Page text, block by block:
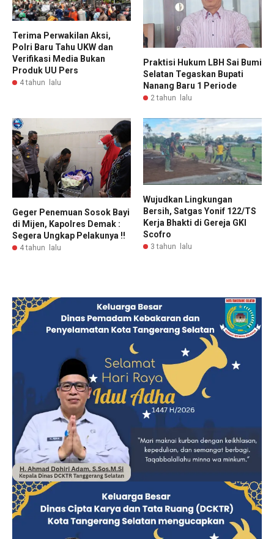
Terima Perwakilan Aksi,
Polri Baru Tahu UKW dan
Verifikasi Media Bukan
Produk UU Pers
4 tahun lalu
Praktisi Hukum LBH Sai Bumi
Selatan Tegaskan Bupati
Nanang Baru 1 Periode
2 tahun lalu
Geger Penemuan Sosok Bayi
di Mijen, Kapolres Demak :
Segera Ungkap Pelakunya !!
4 tahun lalu
Wujudkan Lingkungan
Bersih, Satgas Yonif 122/TS
Kerja Bhakti di Gereja GKI
Scofro
3 tahun lalu